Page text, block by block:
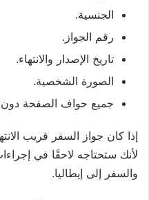
الجنسية.
رقم الجواز.
تاريخ الإصدار والانتهاء.
الصورة الشخصية.
جميع حواف الصفحة
إذا كان جواز السفر قريب
والسفر إلى إيطاليا.